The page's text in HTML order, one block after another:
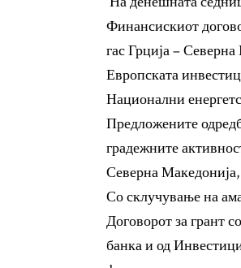
Финансискиот
гас Грција –
Европската
Национални
Предложените
градежните
Северна
Со склучување на
Договорот за грант
банка и од